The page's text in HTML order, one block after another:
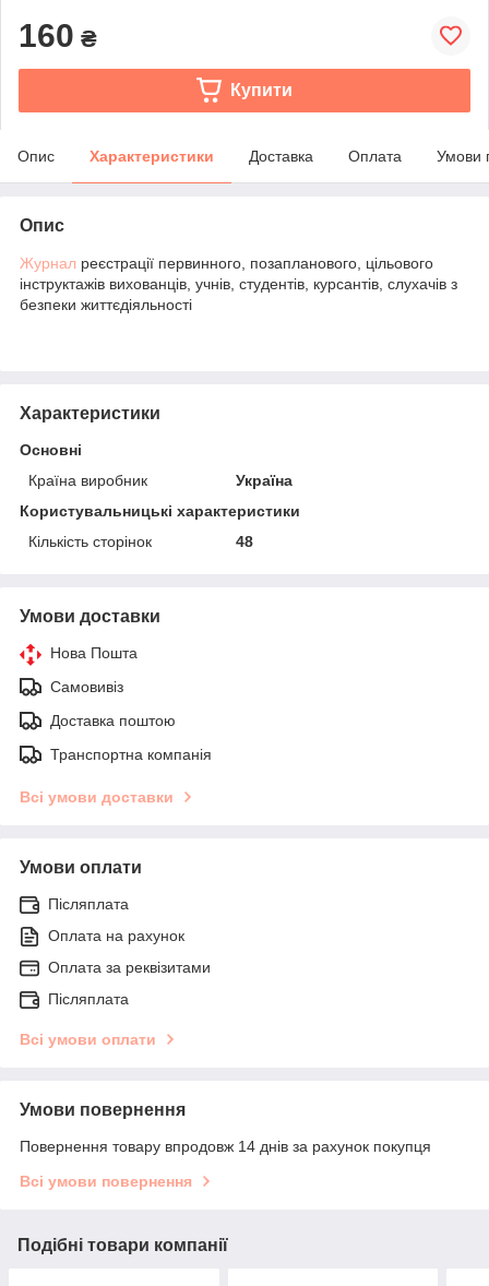
160 ₴
Купити
Опис Характеристики Доставка Оплата Умови
Опис
Журнал реєстрації первинного, позапланового, цільового
інструктажів вихованців, учнів, студентів, курсантів, слухачів з
безпеки життєдіяльності
Характеристики
Основні
Країна виробник
Україна
Користувальницькі характеристики
Кількість сторінок
48
Умови доставки
Нова Пошта
Самовивіз
Доставка поштою
Транспортна компанія
Всі умови доставки
Умови оплати
Післяплата
Оплата на рахунок
Оплата за реквізитами
Післяплата
Всі умови оплати
Умови повернення
Повернення товару впродовж 14 днів за рахунок покупця
Всі умови повернення
Подібні товари компанії